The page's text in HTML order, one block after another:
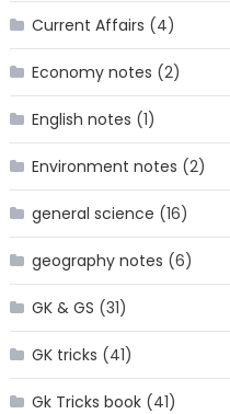
Current Affairs (4)
Economy notes (2)
English notes (1)
Environment notes (2)
general science (16)
geography notes (6)
GK & GS (31)
GK tricks (41)
Gk Tricks book(41)